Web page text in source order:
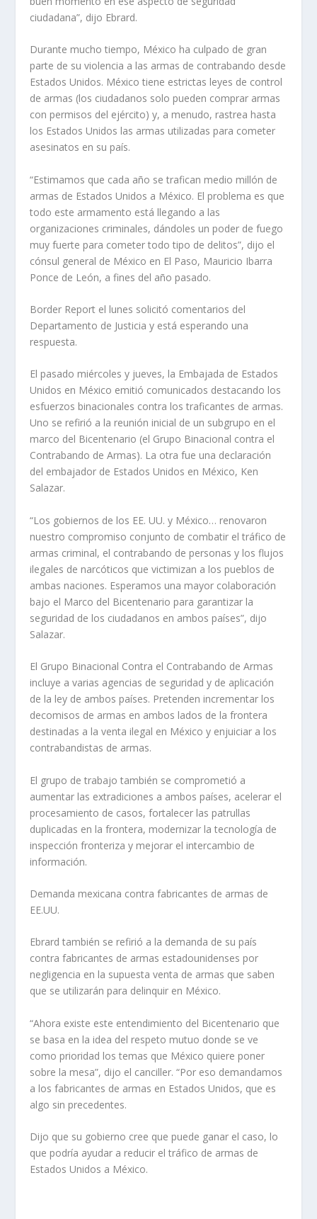
ciudadana”, dijo Ebrard.
Durante mucho tiempo, México ha culpado de gran
parte de su violencia a las armas de contrabando desde
Estados Unidos. México tiene estrictas leyes de control
de armas (los ciudadanos solo pueden comprar armas
con permisos del ejército) y, a menudo, rastrea hasta
los Estados Unidos las armas utilizadas para cometer
asesinatos en su país.
“Estimamos que cada año se trafican medio millón de
armas de Estados Unidos a México. El problema es que
todo este armamento está llegando a las
organizaciones criminales, dándoles un poder de fuego
muy fuerte para cometer todo tipo de delitos”, dijo el
cónsul general de México en El Paso, Mauricio Ibarra
Ponce de León, a fines del año pasado.
Border Report el lunes solicitó comentarios del
Departamento de Justicia y está esperando una
respuesta.
El pasado miércoles y jueves, la Embajada de Estados
Unidos en México emitió comunicados destacando los
esfuerzos binacionales contra los traficantes de armas.
Uno se refirió a la reunión inicial de un subgrupo en el
marco del Bicentenario (el Grupo Binacional contra el
Contrabando de Armas). La otra fue una declaración
del embajador de Estados Unidos en México, Ken
Salazar.
“Los gobiernos de los EE. UU. y México… renovaron
nuestro compromiso conjunto de combatir el tráfico de
armas criminal, el contrabando de personas y los flujos
ilegales de narcóticos que victimizan a los pueblos de
ambas naciones. Esperamos una mayor colaboración
bajo el Marco del Bicentenario para garantizar la
seguridad de los ciudadanos en ambos países”, dijo
Salazar.
El Grupo Binacional Contra el Contrabando de Armas
incluye a varias agencias de seguridad y de aplicación
de la ley de ambos países. Pretenden incrementar los
decomisos de armas en ambos lados de la frontera
destinadas a la venta ilegal en México y enjuiciar a los
contrabandistas de armas.
El grupo de trabajo también se comprometió a
aumentar las extradiciones a ambos países, acelerar el
procesamiento de casos, fortalecer las patrullas
duplicadas en la frontera, modernizar la tecnología de
inspección fronteriza y mejorar el intercambio de
información.
Demanda mexicana contra fabricantes de armas de
EE.UU.
Ebrard también se refirió a la demanda de su país
contra fabricantes de armas estadounidenses por
negligencia en la supuesta venta de armas que saben
que se utilizarán para delinquir en México.
“Ahora existe este entendimiento del Bicentenario que
se basa en la idea del respeto mutuo donde se ve
como prioridad los temas que México quiere poner
sobre la mesa”, dijo el canciller. “Por eso demandamos
a los fabricantes de armas en Estados Unidos, que es
algo sin precedentes.
Dijo que su gobierno cree que puede ganar el caso, lo
que podría ayudar a reducir el tráfico de armas de
Estados Unidos a México.